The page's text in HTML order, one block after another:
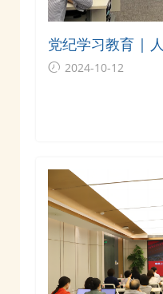
党纪学习教育 |
专题学习中央八项
2024-10-12